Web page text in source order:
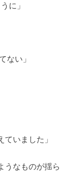
に」
ない」
ていました」
うなものが揺ら